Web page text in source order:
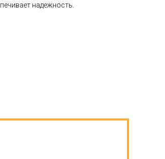
надежность.